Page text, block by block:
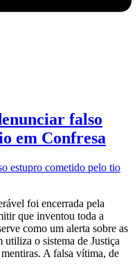
falso
em Confresa
foi encerrada pela
que inventou toda a
como um alerta sobre as
utiliza o sistema de Justiça
mentiras. A falsa vítima, de